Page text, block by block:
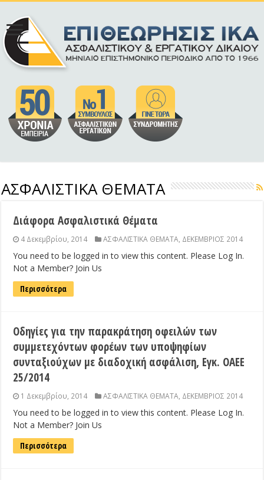
ΑΣΦΑΛΙΣΤΙΚΑ ΘΕΜΑΤΑ
Διάφορα Ασφαλιστικά Θέματα
4 Δεκεμβρίου, 2014 ΑΣΦΑΛΙΣΤΙΚΑ ΘΕΜΑΤΑ, ΔΕΚΕΜΒΡΙΟΣ 2014
You need to be logged in to view this content. Please Log In.
Not a Member? Join Us
Περισσότερα
Οδηγίες για την παρακράτηση οφειλών των
συμμετεχόντων φορέων των υποψηφίων
συνταξιούχων με διαδοχική ασφάλιση, Εγκ. ΟΑΕΕ
25/2014
1 Δεκεμβρίου, 2014 ΑΣΦΑΛΙΣΤΙΚΑ ΘΕΜΑΤΑ, ΔΕΚΕΜΒΡΙΟΣ 2014
You need to be logged in to view this content. Please Log In.
Not a Member? Join Us
Περισσότερα